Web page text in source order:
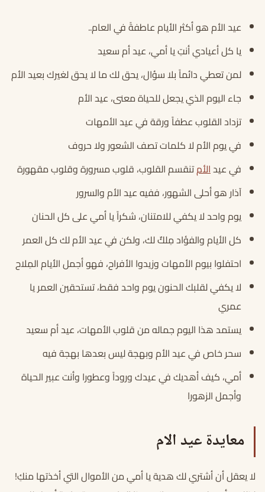
عيد الأم هو أكثر الأيام عاطفةً في العام..
يا كل أعيادي أنتِ يا أمي، عيد أم سعيد
لمن تعطي دائماً بلا سؤال، يحق لك ما لا يحق لغيرك بعيد الأم
جاء اليوم الذي يجعل للحياة معنى، عيد الأم
تزداد القلوب عطفاً ورقة في عيد الأمهات
في يوم الأم لا كلمات تصف الشعور ولا حروف
في عيدالأمتنقسم القلوب، قلوب مسرورة وقلوب مقهورة
آذار هو أحلى الشهور، ففيه عيد الأم والسرور
يوم واحد لا يكفي للامتنان، شكراً يا أمي على كل الحنان
كل الأيام والفؤاد مِلكٌ لك، ولكن في عيد الأم لك كل العمر
احتفلوا بيوم الأمهات وزيدوا الأفراح، فهو أجمل الأيام المِلاح
لا يكفي لقلبك الحنون يوم واحد فقط، تستحقين العمر يا
عمري
يستمد هذا اليوم جماله من قلوب الأمهات، عيد أم سعيد
سحر خاص في عيد الأم وبهجة ليس بعدها بهجة فيه
أمي، كيف أهديك في عيدك وروداً وعطورا وأنت عبير الحياة
وأجمل الزهورا
معايدة عيد الام
لا يعقل أن أشتري لك هدية يا أمي من الأموال التي أخذتها منكِ!